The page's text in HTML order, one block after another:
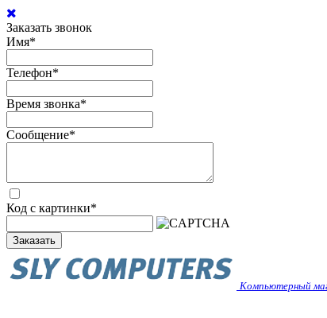
Заказать звонок
Имя*
Телефон*
Время звонка*
Сообщение*
Код с картинки*
Заказать
Компьютерный